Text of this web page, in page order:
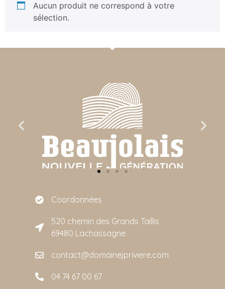
Aucun produit ne correspond à votre
sélection.
Coordonnées
520 chemin des Grands Taillis
69480 Lachassagne
contact@domainejpriviere.com
04 74 67 00 67